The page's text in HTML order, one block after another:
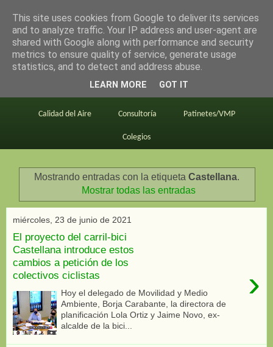
en bici por madrid
Este blog BiciMAD Primeros consejos
Calidad del Aire Consultoría Patinetes/VMP
Colegios
Mostrando entradas con la etiqueta Castellana.
Mostrar todas las entradas
miércoles, 23 de junio de 2021
El proyecto del carril-bici
Castellana introduce estos
cambios a petición de los
colectivos ciclistas
›
Hoy el delegado de Movilidad y Medio
Ambiente, Borja Carabante, la directora de
planificación Lola Ortiz y Jaime Novo, ex-
alcalde de la bici...
This site uses cookies from Google to deliver its services
and to analyze traffic. Your IP address and user-agent are
shared with Google along with performance and security
metrics to ensure quality of service, generate usage
statistics, and to detect and address abuse.
LEARN MORE GOT IT